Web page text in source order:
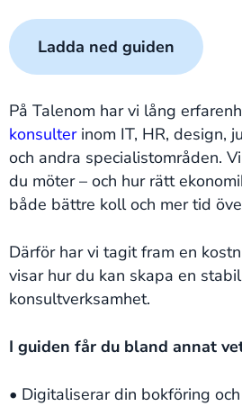
Ladda ned guiden
På Talenom har vi lång
konsulterinom IT, HR, design,
och andra specialistområden.
du möter – och hur rätt
både bättre koll och mer tid
Därför har vi tagit fram en
visar hur du kan skapa en
konsultverksamhet.
I guiden får du bland annat
• Digitaliserar din bokföring